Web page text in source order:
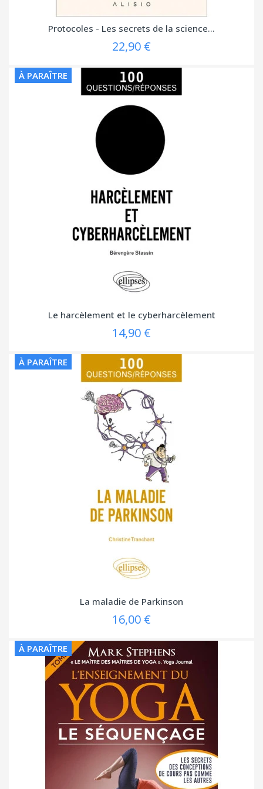
Protocoles - Les secrets de la science...
22,90 €
À PARAÎTRE
Le harcèlement et le cyberharcèlement
14,90 €
À PARAÎTRE
La maladie de Parkinson
16,00 €
À PARAÎTRE